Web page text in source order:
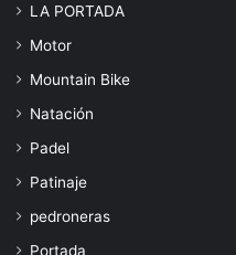
LA PORTADA
Motor
Mountain Bike
Natación
Padel
Patinaje
pedroneras
Portada